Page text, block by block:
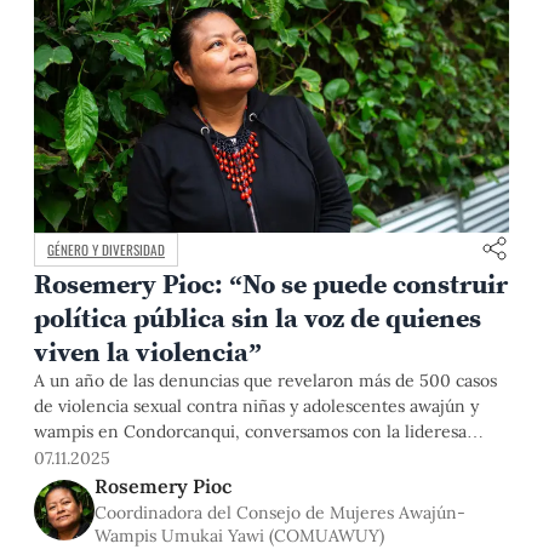
GÉNERO Y DIVERSIDAD
Rosemery Pioc: “No se puede construir
política pública sin la voz de quienes
viven la violencia”
A un año de las denuncias que revelaron más de 500 casos
de violencia sexual contra niñas y adolescentes awajún y
wampis en Condorcanqui, conversamos con la lideresa
Rosemery Pioc en el marco del seminario "La justicia en
debate: la interculturalidad ante la violencia de género",
evento coorganizado por la PUCP, sobre la situación actual
en su territorio y los desafíos de una interculturalidad real.
07.11.2025
Rosemery Pioc
Coordinadora del Consejo de Mujeres Awajún-
Wampis Umukai Yawi (COMUAWUY)